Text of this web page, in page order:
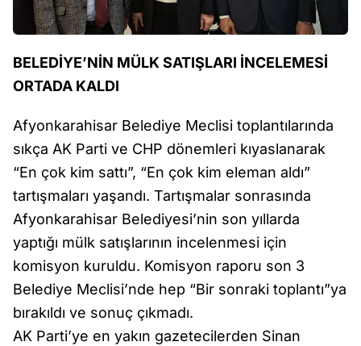
BELEDİYE’NİN MÜLK SATIŞLARI İNCELEMESİ
ORTADA KALDI
Afyonkarahisar Belediye Meclisi toplantılarında
sıkça AK Parti ve CHP dönemleri kıyaslanarak
“En çok kim sattı”, “En çok kim eleman aldı”
tartışmaları yaşandı. Tartışmalar sonrasında
Afyonkarahisar Belediyesi’nin son yıllarda
yaptığı mülk satışlarının incelenmesi için
komisyon kuruldu. Komisyon raporu son 3
Belediye Meclisi’nde hep “Bir sonraki toplantı”ya
bırakıldı ve sonuç çıkmadı.
AK Parti’ye en yakın gazetecilerden Sinan